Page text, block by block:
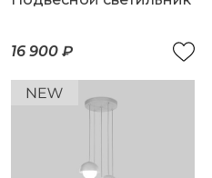
16 900 ₽